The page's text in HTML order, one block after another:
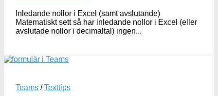
Inledande nollor i Excel (samt avslutande)
Matematiskt sett så har inledande nollor i Excel (eller
avslutade nollor i decimaltal) ingen...
Teams /Texttips